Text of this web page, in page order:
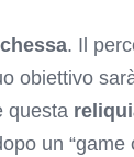
. Il
obiettivo
questa
un “game